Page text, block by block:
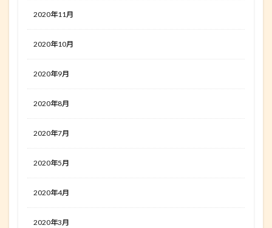
2020年11月
2020年10月
2020年9月
2020年8月
2020年7月
2020年5月
2020年4月
2020年3月